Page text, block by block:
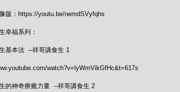
版：https://youtu.be/nemdSVyfqhs
幸福系列：
基本法 --祥哥講食生 1
watch?v=lyWmVikGfHc&t=617s
的神奇療癒力量 --祥哥講食生 2